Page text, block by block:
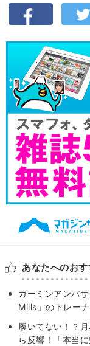
あなたへのおす
ガーミンアンバ
Mills」のトレー
履いてない！？
ら反響！「本当に